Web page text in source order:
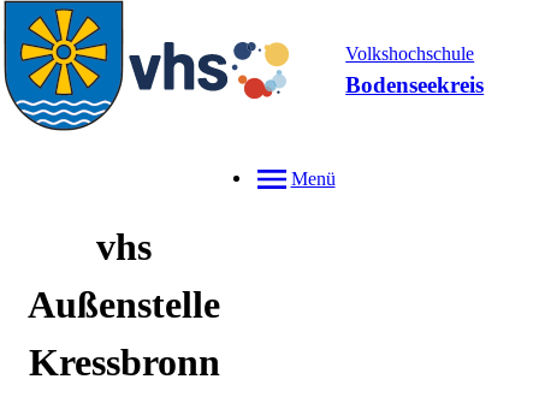
Volkshochschule
Bodenseekreis
Menü
vhs
Außenstelle
Kressbronn